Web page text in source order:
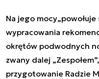
Na jego mocy
wypracowania
okrętów podwodnych
zwany dalej
przygotowanie Radzie